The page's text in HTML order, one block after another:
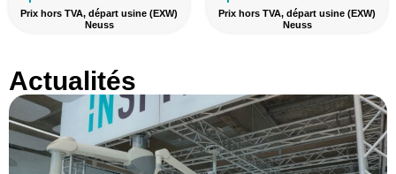
Prix hors TVA, départ usine (EXW)
Neuss
Prix hors TVA, départ usine (EXW)
Neuss
Actualités